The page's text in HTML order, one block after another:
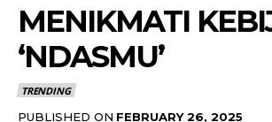
MENIKMATI
‘NDASMU’
TRENDING
PUBLISHED ON FEBRUARY 26, 2025